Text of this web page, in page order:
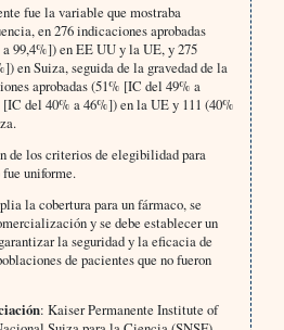
fue la variable que mostraba
en 276 indicaciones aprobadas
99,4%]) en EE UU y la UE, y 275
en Suiza, seguida de la gravedad de la
aprobadas (51% [IC del 49% a
del 40% a 46%]) en la UE y 111 (40%
de los criterios de elegibilidad para
uniforme.
la cobertura para un fármaco, se
y se debe establecer un
la seguridad y la eficacia de
de pacientes que no fueron
: Kaiser Permanente Institute of